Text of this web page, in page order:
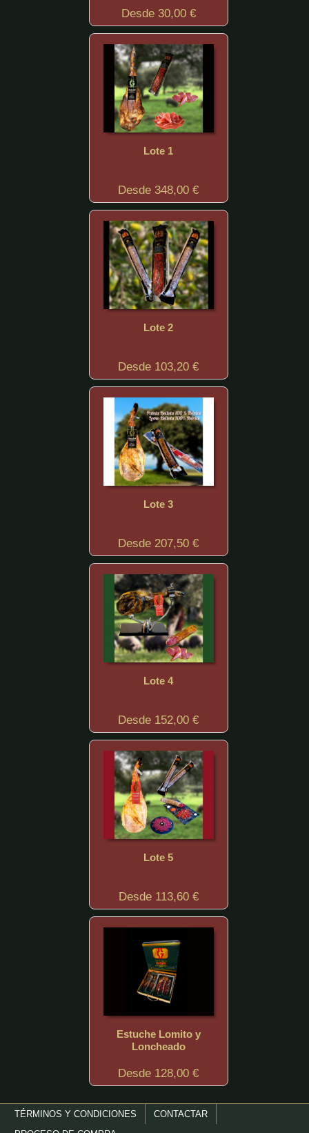
Desde 30,00 €
Lote 1
Desde 348,00 €
Lote 2
Desde 103,20 €
Lote 3
Desde 207,50 €
Lote 4
Desde 152,00 €
Lote 5
Desde 113,60 €
Estuche Lomito y
Loncheado
Desde 128,00 €
TÉRMINOS Y CONDICIONES
CONTACTAR